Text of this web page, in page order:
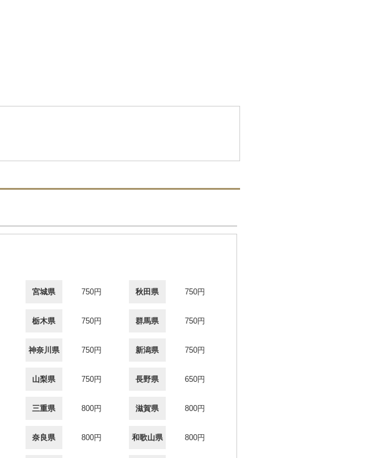
宮城県 750円 秋田県 750円
栃木県 750円 群馬県 750円
神奈川県 750円 新潟県 750円
山梨県 750円 長野県 650円
三重県 800円 滋賀県 800円
奈良県 800円 和歌山県 800円